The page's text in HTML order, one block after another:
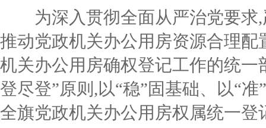
为深入贯彻全面从严治党要
推动党政机关办公用房资源合理
机关办公用房确权登记工作的统
登尽登”原则,以“稳”固基础、以“
全旗党政机关办公用房权属统一登